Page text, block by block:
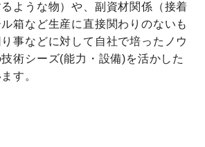
ような物）や、副資材関係（接着
箱など生産に直接関わりのないも
事などに対して自社で培ったノウ
術シーズ(能力・設備)を活かした
す。